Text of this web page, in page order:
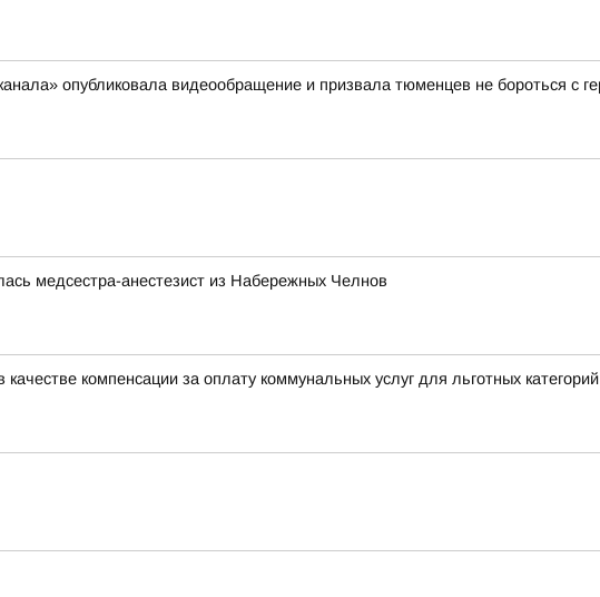
опубликовала видеообращение и призвала тюменцев не бороться с
медсестра-анестезист из Набережных Челнов
компенсации за оплату коммунальных услуг для льготных